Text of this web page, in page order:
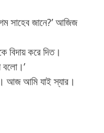
সাহেব জানে?’ আজিজ
বিদায় করে দিত।
বলো।’
আজ আমি যাই স্যার।